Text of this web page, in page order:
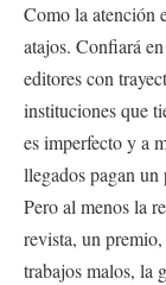
Como la atención
atajos. Confiará
editores con
instituciones que
es imperfecto y a
llegados pagan
Pero al menos la
revista, un
trabajos malos, la